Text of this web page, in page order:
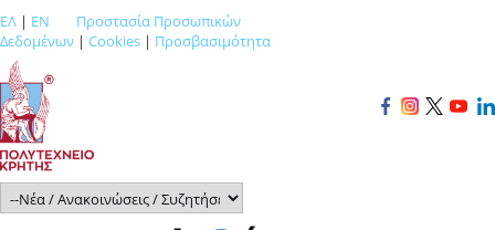
ΕΛ | EN
Προστασία Προσωπικών
Δεδομένων | Cookies | Προσβασιμότητα